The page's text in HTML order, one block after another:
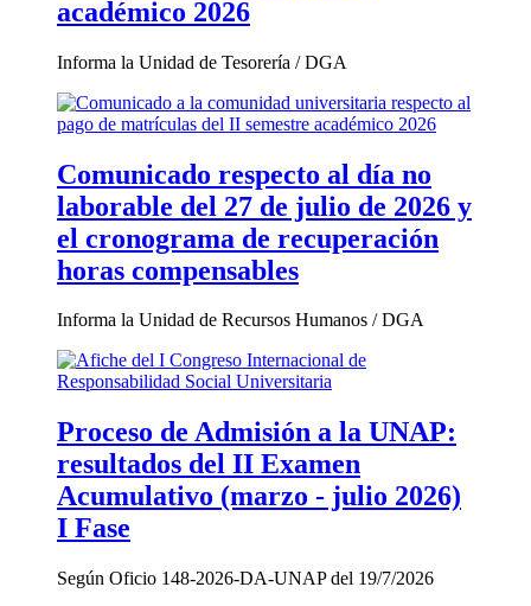
académico 2026
Informa la Unidad de Tesorería / DGA
Comunicado respecto al día no
laborable del 27 de julio de 2026 y
el cronograma de recuperación
horas compensables
Informa la Unidad de Recursos Humanos / DGA
Proceso de Admisión a la UNAP:
resultados del II Examen
Acumulativo (marzo - julio 2026)
I Fase
Según Oficio 148-2026-DA-UNAP del 19/7/2026